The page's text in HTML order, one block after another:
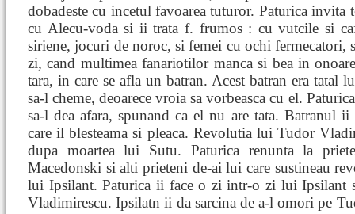
dobadeste cu incetul favoarea tuturor. Paturica
cu Alecu-voda si ii trata f. frumos : cu vutcile si
siriene, jocuri de noroc, si femei cu ochi fermecatori,
zi, cand multimea fanariotilor manca si bea in
tara, in care se afla un batran. Acest batran era tatal
sa-l cheme, deoarece vroia sa vorbeasca cu el.
sa-l dea afara, spunand ca el nu are tata. Batranul ii
care il blesteama si pleaca. Revolutia lui Tudor
dupa moartea lui Sutu. Paturica renunta la
Macedonski si alti prieteni de-ai lui care sustineau
lui Ipsilant. Paturica ii face o zi intr-o zi lui Ipsilant
Vladimirescu. Ipsilatn ii da sarcina de a-l omori pe